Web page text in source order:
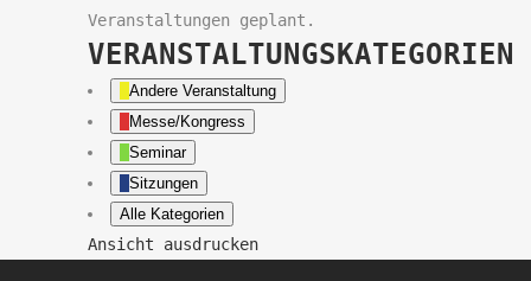
Veranstaltungen geplant.
VERANSTALTUNGSKATEGORIEN
Andere Veranstaltung
Messe/Kongress
Seminar
Sitzungen
Alle Kategorien
Ansicht ausdrucken